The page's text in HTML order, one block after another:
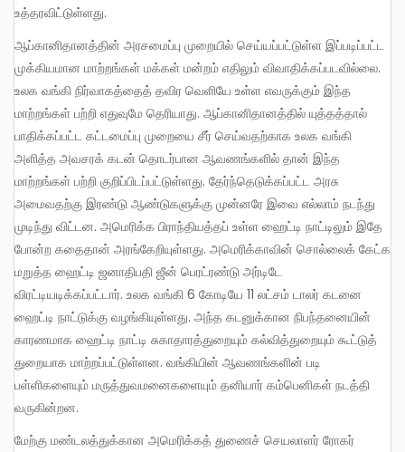
உத்தரவிட்டுள்ளது.
ஆப்கானிதானத்தின் அரசமைப்பு முறையில் செய்யப்பட்டுள்ள இப்படிப்பட்ட
முக்கியமான மாற்றங்கள் மக்கள் மன்றம் எதிலும் விவாதிக்கப்படவில்லை.
உலக வங்கி நிர்வாகத்தைத் தவிர வெளியே உள்ள எவருக்கும் இந்த
மாற்றங்கள் பற்றி எதுவுமே தெரியாது. ஆப்கானிதானத்தில் யுத்தத்தால்
பாதிக்கப்பட்ட கட்டமைப்பு முறையை சீர் செய்வதற்காக உலக வங்கி
அளித்த அவசரக் கடன் தொடர்பான ஆவணங்களில் தான் இந்த
மாற்றங்கள் பற்றி குறிப்பிடப்பட்டுள்ளது. தேர்ந்தெடுக்கப்பட்ட அரசு
அமைவதற்கு இரண்டு ஆண்டுகளுக்கு முன்னரே இவை எல்லாம் நடந்து
முடிந்து விட்டன. அமெரிக்க பிராந்தியத்தப் உள்ள ஹைட்டி நாட்டிலும் இதே
போன்ற கதைதான் அரங்கேறியுள்ளது. அமெரிக்காவின் சொல்லைக் கேட்க
மறுத்த ஹைட்டி ஜனாதிபதி ஜீன் பெரட்ரண்டு அர்டிடே
விரட்டியடிக்கப்பட்டார். உலக வங்கி 6 கோடியே 11 லட்சம் டாலர் கடனை
ஹைட்டி நாட்டுக்கு வழங்கியுள்ளது. அந்த கடனுக்கான நிபந்தனையின்
காரணமாக ஹைட்டி நாட்டி சுகாதாரத்துறையும் கல்வித்துறையும் கூட்டுத்
துறையாக மாற்றப்பட்டுள்ளன. வங்கியின் ஆவணங்களின் படி
பள்ளிகளையும் மருத்துவமனைகளையும் தனியார் கம்பெனிகள் நடத்தி
வருகின்றன.
மேற்கு மண்டலத்துக்கான அமெரிக்கத் துணைச் செயலாளர் ரோகர்